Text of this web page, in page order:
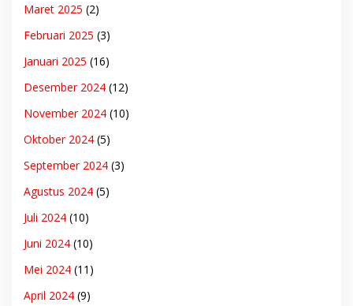
Maret 2025 (2)
Februari 2025 (3)
Januari 2025 (16)
Desember 2024 (12)
November 2024 (10)
Oktober 2024 (5)
September 2024 (3)
Agustus 2024 (5)
Juli 2024 (10)
Juni 2024 (10)
Mei 2024 (11)
April 2024 (9)